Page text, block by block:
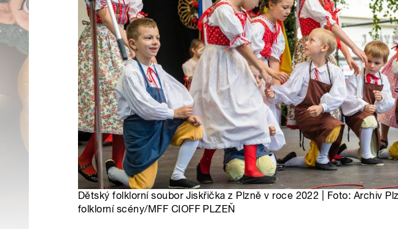
Dětský folklorní soubor Jiskřička z Plzně v roce 2022 | Foto: Archiv
folklorní scény/MFF CIOFF PLZEŇ